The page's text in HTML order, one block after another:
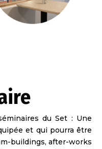
du Set : Une
et qui pourra être
buildings, after-works